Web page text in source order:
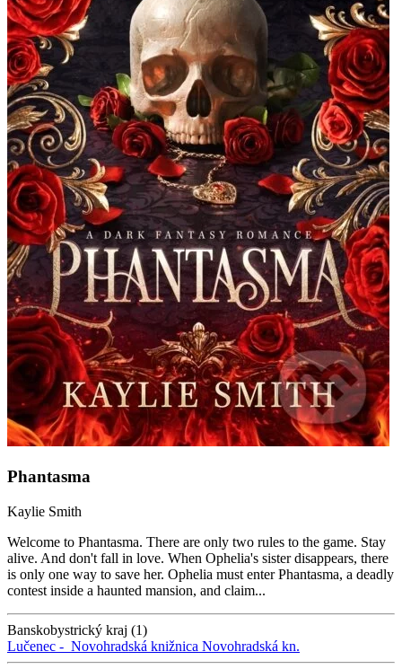
Phantasma
Kaylie Smith
Welcome to Phantasma. There are only two rules to the game. Stay
alive. And don't fall in love. When Ophelia's sister disappears, there
is only one way to save her. Ophelia must enter Phantasma, a deadly
contest inside a haunted mansion, and claim...
Banskobystrický kraj (1)
Lučenec - Novohradská knižnica Novohradská kn.